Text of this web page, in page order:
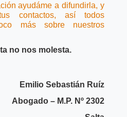
ayudáme a difundirla, y
contactos, así todos
más sobre nuestros
no nos molesta.
Emilio Sebastián Ruíz
Abogado – M.P. Nº 2302